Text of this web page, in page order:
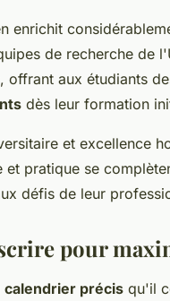
enrichit
de recherche de
offrant aux étudiants
dès leur formation
et excellence
pratique se
défis de leur
pour
calendrier précis qu'il